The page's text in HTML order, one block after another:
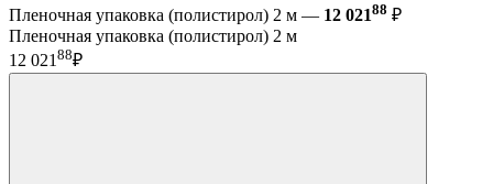
Пленочная упаковка (полистирол) 2 м — 12 02188 ₽
Пленочная упаковка (полистирол) 2 м
12 02188₽